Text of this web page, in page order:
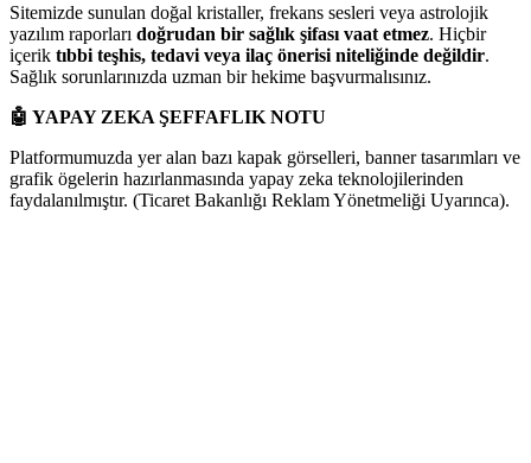
Sitemizde sunulan doğal kristaller, frekans sesleri veya astrolojik
yazılım raporları doğrudan bir sağlık şifası vaat etmez. Hiçbir
içerik tıbbi teşhis, tedavi veya ilaç önerisi niteliğinde değildir.
Sağlık sorunlarınızda uzman bir hekime başvurmalısınız.
🤖 YAPAY ZEKA ŞEFFAFLIK NOTU
Platformumuzda yer alan bazı kapak görselleri, banner tasarımları ve
grafik ögelerin hazırlanmasında yapay zeka teknolojilerinden
faydalanılmıştır. (Ticaret Bakanlığı Reklam Yönetmeliği Uyarınca).